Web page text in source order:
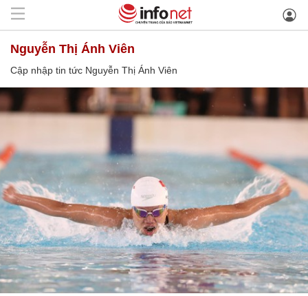
Nguyễn Thị Ánh Viên
Cập nhập tin tức Nguyễn Thị Ánh Viên